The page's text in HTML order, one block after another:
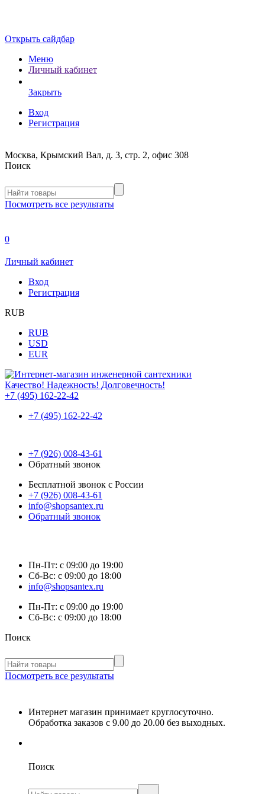
Открыть сайдбар
Меню
Личный кабинет
Закрыть
Вход
Регистрация
Москва, Крымский Вал, д. 3, стр. 2, офис 308
Поиск
Посмотреть все результаты
0
Личный кабинет
Вход
Регистрация
RUB
RUB
USD
EUR
Качество! Надежность! Долговечность!
+7 (495) 162-22-42
+7 (495) 162-22-42
+7 (926) 008-43-61
Обратный звонок
Бесплатной звонок с России
+7 (926) 008-43-61
info@shopsantex.ru
Обратный звонок
Пн-Пт: с 09:00 до 19:00
Сб-Вс: с 09:00 до 18:00
info@shopsantex.ru
Пн-Пт: с 09:00 до 19:00
Сб-Вс: с 09:00 до 18:00
Поиск
Посмотреть все результаты
Интернет магазин принимает круглосуточно.
Обработка заказов с 9.00 до 20.00 без выходных.
Поиск